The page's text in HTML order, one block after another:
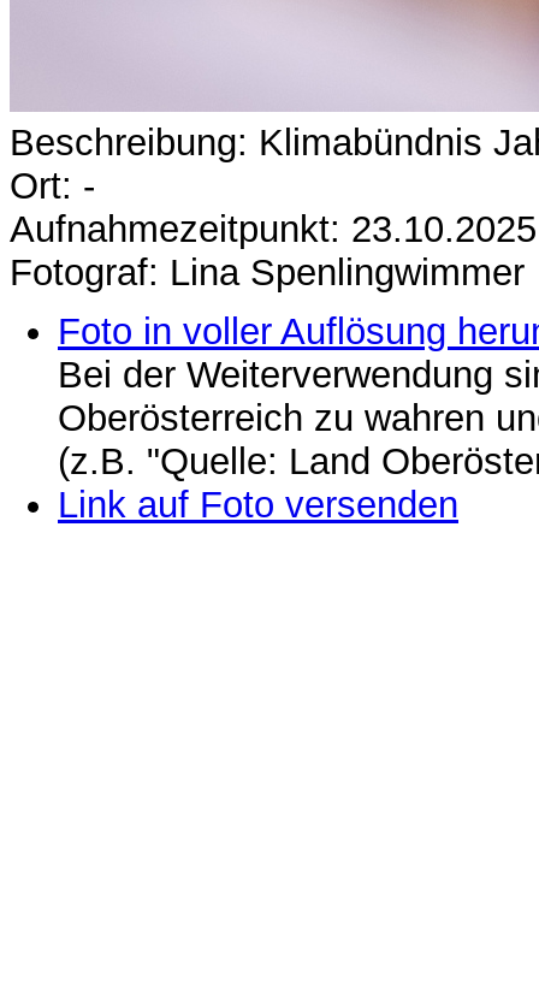
Beschreibung: Klimabündnis
Ort: -
Aufnahmezeitpunkt: 23.10.2025
Fotograf: Lina Spenlingwimmer
Foto in voller Auflösung
Bei der Weiterverwendung
Oberösterreich zu wahren
(z.B. "Quelle: Land
Link auf Foto versenden